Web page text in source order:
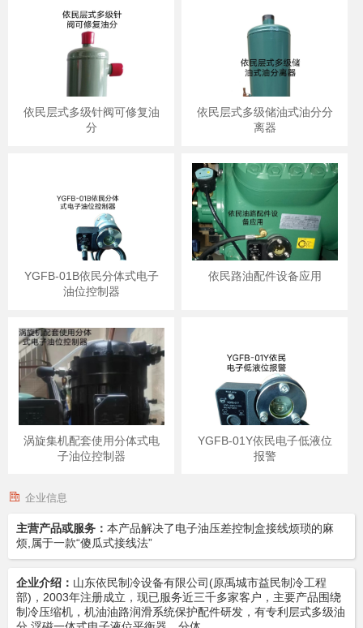
依民层式多级针阀可修复油
分
依民层式多级储油式油分分
离器
YGFB-01B依民分体式电子
油位控制器
依民路油配件设备应用
涡旋集机配套使用分体式电
子油位控制器
YGFB-01Y依民电子低液位
报警
企业信息
主营产品或服务： 本产品解决了电子油压差控制盒接线烦琐的麻
烦,属于一款“傻瓜式接线法”
企业介绍： 山东依民制冷设备有限公司(原禹城市益民制冷工程
部)，2003年注册成立，现已服务近三千多家客户，主要产品围绕
制冷压缩机，机油油路润滑系统保护配件研发，有专利层式多级油